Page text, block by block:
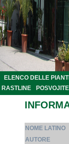
ELENCO DELLE
RASTLINE
NOME LATINO
AUTORE